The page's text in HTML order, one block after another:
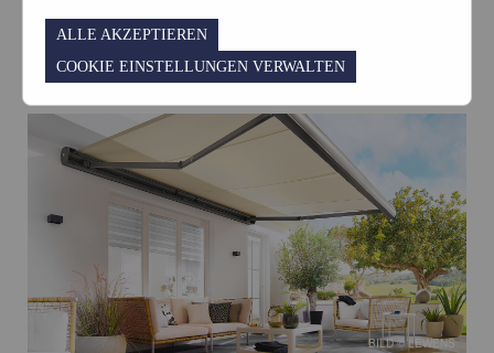
AKTUELLES
RABATTE
KARRIERE
KONTAKT
von uns, unseren Ausstellungsräumen
und den Produkten.
BILD © LEWENS
ALLE AKZEPTIEREN
COOKIE EINSTELLUNGEN VERWALTEN